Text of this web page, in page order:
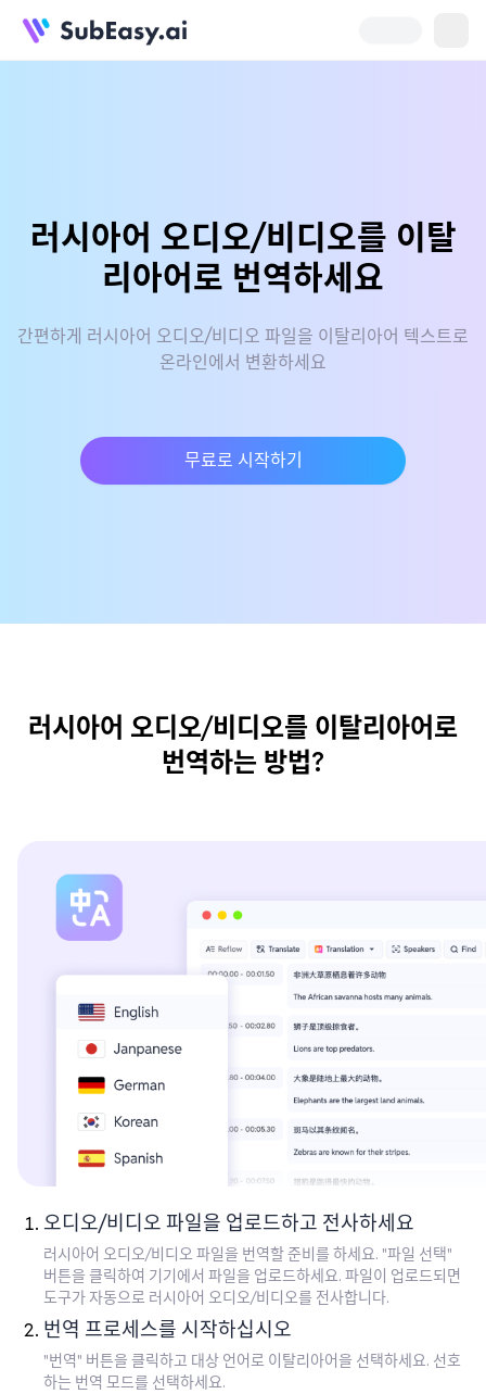
러시아어 오디오/비디오를 이탈
리아어로 번역하세요
간편하게 러시아어 오디오/비디오 파일을 이탈리아어 텍스트로
온라인에서 변환하세요
무료로 시작하기
러시아어 오디오/비디오를 이탈리아어로
번역하는 방법?
오디오/비디오 파일을 업로드하고 전사하세요
러시아어 오디오/비디오 파일을 번역할 준비를 하세요. "파일 선택"
버튼을 클릭하여 기기에서 파일을 업로드하세요. 파일이 업로드되면
도구가 자동으로 러시아어 오디오/비디오를 전사합니다.
번역 프로세스를 시작하십시오
"번역" 버튼을 클릭하고 대상 언어로 이탈리아어을 선택하세요. 선호
하는 번역 모드를 선택하세요.